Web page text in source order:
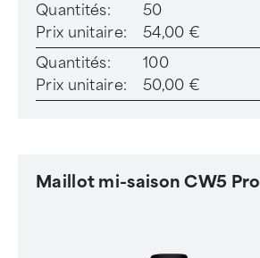
Quantités:
50
Prix unitaire:
54,00 €
Quantités:
100
Prix unitaire:
50,00 €
Maillot mi-saison CW5 Pro